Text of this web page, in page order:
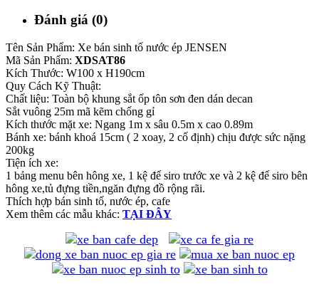
Đánh giá (0)
Tên Sản Phẩm: Xe bán sinh tố nước ép JENSEN
Mã Sản Phẩm: XDSAT86
Kích Thước: W100 x H190cm
Quy Cách Kỹ Thuật:
Chất liệu: Toàn bộ khung sắt ốp tôn sơn đen dán decan
Sắt vuông 25m mã kẽm chống gỉ
Kích thước mặt xe: Ngang 1m x sâu 0.5m x cao 0.89m
Bánh xe: bánh khoá 15cm ( 2 xoay, 2 cố định) chịu được sức nặng
200kg
Tiện ích xe:
1 bảng menu bên hông xe, 1 kệ để siro trước xe và 2 kệ để siro bên
hông xe,tủ đựng tiền,ngăn đựng đồ rộng rãi.
Thích hợp bán sinh tố, nước ép, cafe
Xem thêm các mẫu khác: TẠI ĐÂY